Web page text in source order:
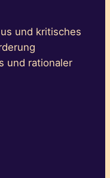
und kritisches
und rationaler